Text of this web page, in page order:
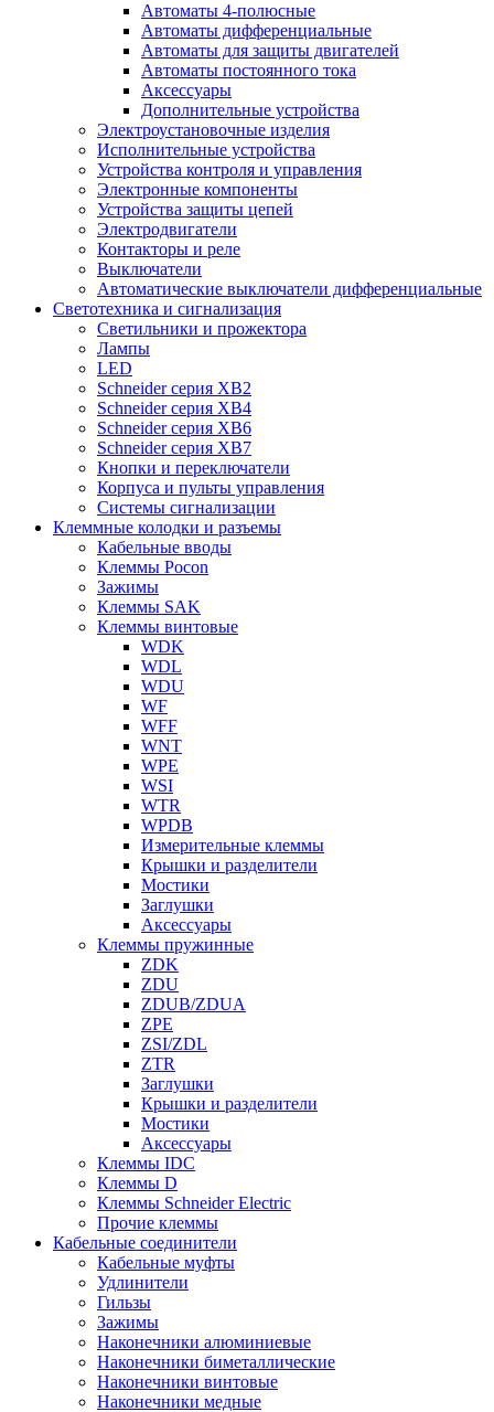
Автоматы 4-полюсные
Автоматы дифференциальные
Автоматы для защиты двигателей
Автоматы постоянного тока
Аксессуары
Дополнительные устройства
Электроустановочные изделия
Исполнительные устройства
Устройства контроля и управления
Электронные компоненты
Устройства защиты цепей
Электродвигатели
Контакторы и реле
Выключатели
Автоматические выключатели дифференциальные
Светотехника и сигнализация
Светильники и прожектора
Лампы
LED
Schneider серия XB2
Schneider серия XB4
Schneider серия XB6
Schneider серия XB7
Кнопки и переключатели
Корпуса и пульты управления
Системы сигнализации
Клеммные колодки и разъемы
Кабельные вводы
Клеммы Pocon
Зажимы
Клеммы SAK
Клеммы винтовые
WDK
WDL
WDU
WF
WFF
WNT
WPE
WSI
WTR
WPDB
Измерительные клеммы
Крышки и разделители
Мостики
Заглушки
Аксессуары
Клеммы пружинные
ZDK
ZDU
ZDUB/ZDUA
ZPE
ZSI/ZDL
ZTR
Заглушки
Крышки и разделители
Мостики
Аксессуары
Клеммы IDC
Клеммы D
Клеммы Schneider Electric
Прочие клеммы
Кабельные соединители
Кабельные муфты
Удлинители
Гильзы
Зажимы
Наконечники алюминиевые
Наконечники биметаллические
Наконечники винтовые
Наконечники медные